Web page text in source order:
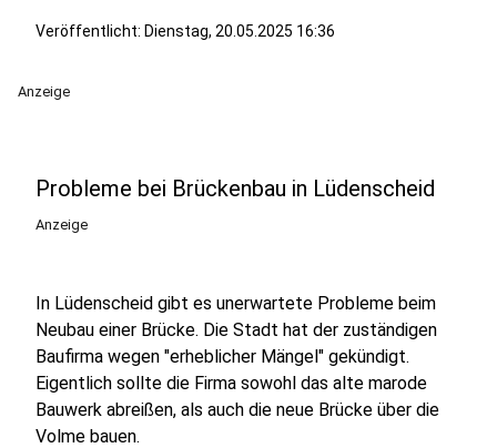
Veröffentlicht: Dienstag, 20.05.2025 16:36
Anzeige
Probleme bei Brückenbau in Lüdenscheid
Anzeige
In Lüdenscheid gibt es unerwartete Probleme beim
Neubau einer Brücke. Die Stadt hat der zuständigen
Baufirma wegen "erheblicher Mängel" gekündigt.
Eigentlich sollte die Firma sowohl das alte marode
Bauwerk abreißen, als auch die neue Brücke über die
Volme bauen.